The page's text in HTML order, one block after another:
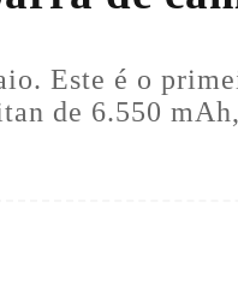
Este é o
de 6.550